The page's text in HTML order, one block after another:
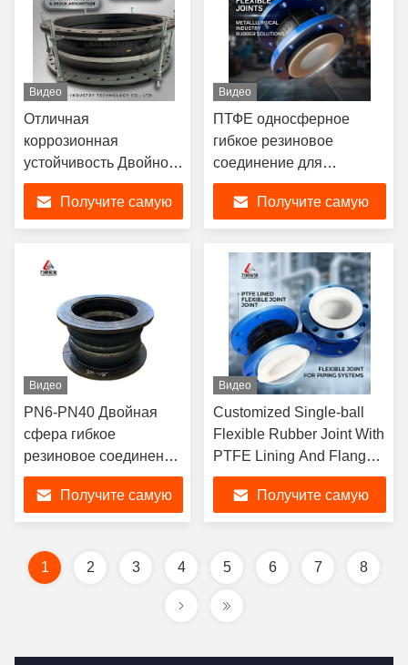
Видео
Отличная
коррозионная
устойчивость Двойной
сферический гибкий
резиновый соединение
с возможностью
Получите самую
Видео
ПТФЕ односферное
гибкое резиновое
соединение для
металлургической
промышленности
Получите самую
Видео
PN6-PN40 Двойная
сфера гибкое
резиновое соединение
с вибрационным
поглощением без
фланца
Получите самую
Видео
Customized Single-ball
Flexible Rubber Joint With
PTFE Lining And Flanged
Connection
Получите самую
1 2 3 4 5 6 7 8